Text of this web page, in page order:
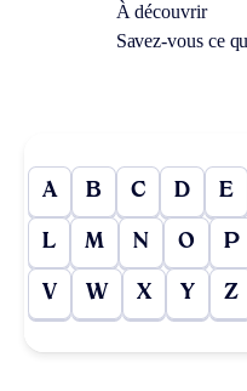
À découvrir
Savez-vous ce
A B C D E
L M N O P
V W X Y Z